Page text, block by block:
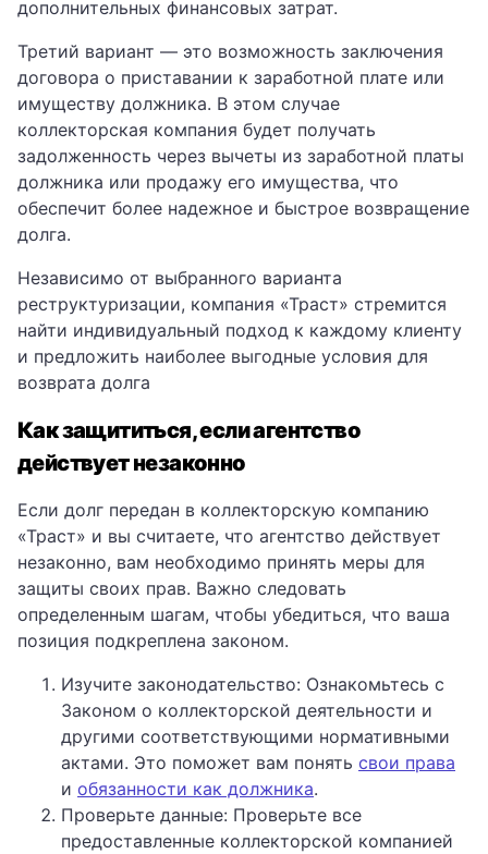
дополнительных финансовых затрат.
Третий вариант — это возможность заключения
договора о приставании к заработной плате или
имуществу должника. В этом случае
коллекторская компания будет получать
задолженность через вычеты из заработной платы
должника или продажу его имущества, что
обеспечит более надежное и быстрое возвращение
долга.
Независимо от выбранного варианта
реструктуризации, компания «Траст» стремится
найти индивидуальный подход к каждому клиенту
и предложить наиболее выгодные условия для
возврата долга
Как защититься, если агентство
действует незаконно
Если долг передан в коллекторскую компанию
«Траст» и вы считаете, что агентство действует
незаконно, вам необходимо принять меры для
защиты своих прав. Важно следовать
определенным шагам, чтобы убедиться, что ваша
позиция подкреплена законом.
Изучите законодательство: Ознакомьтесь с
Законом о коллекторской деятельности и
другими соответствующими нормативными
актами. Это поможет вам понять свои права
и обязанности как должника.
Проверьте данные: Проверьте все
предоставленные коллекторской компанией